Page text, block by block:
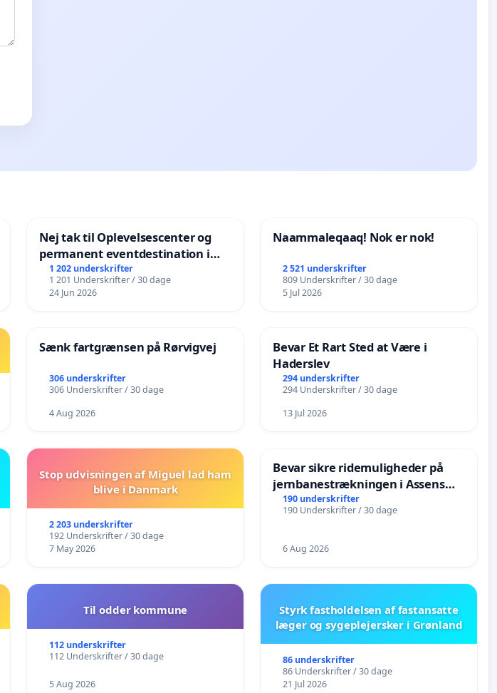
Nej tak til Oplevelsescenter og
permanent eventdestination i
Vejby - Ja tak til et levende
lokalområde i balance
1 202 underskrifter
1 201 Underskrifter / 30 dage
24 Jun 2026
Naammaleqaaq! Nok er nok!
2 521 underskrifter
809 Underskrifter / 30 dage
5 Jul 2026
Sænk fartgrænsen på Rørvigvej
306 underskrifter
306 Underskrifter / 30 dage
4 Aug 2026
Bevar Et Rart Sted at Være i
Haderslev
294 underskrifter
294 Underskrifter / 30 dage
13 Jul 2026
Stop udvisningen af Miguel lad ham
blive i Danmark
2 203 underskrifter
192 Underskrifter / 30 dage
7 May 2026
Bevar sikre ridemuligheder på
jernbanestrækningen i Assens
Kommune
190 underskrifter
190 Underskrifter / 30 dage
6 Aug 2026
Til odder kommune
112 underskrifter
112 Underskrifter / 30 dage
5 Aug 2026
Styrk fastholdelsen af fastansatte
læger og sygeplejersker i Grønland
86 underskrifter
86 Underskrifter / 30 dage
21 Jul 2026